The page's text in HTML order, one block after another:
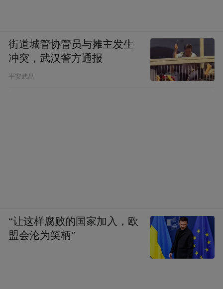
街道城管协管员与摊主发生
冲突，武汉警方通报
平安武昌
“让这样腐败的国家加入，欧
盟会沦为笑柄”